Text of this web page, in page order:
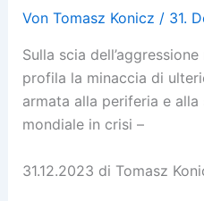
Von Tomasz Konicz / 31.
Sulla scia
profila la minaccia di
armata alla periferia e
mondiale in crisi –
31.12.2023 di Tomasz